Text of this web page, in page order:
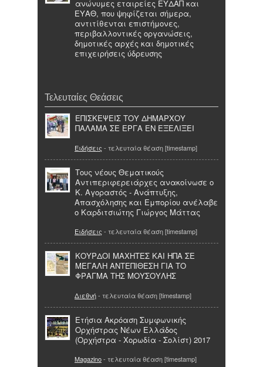
ανώνυμες εταιρείες ΕΥΔΑΠ και
ΕΥΑΘ, που ψηφίζεται σήμερα,
αντιτίθενται επιστήμονες,
περιβαλλοντικές οργανώσεις,
δημοτικές αρχές και δημοτικές
επιχειρήσεις ύδρευσης
Τελευταίες Θεάσεις
ΕΠΙΣΚΕΨΕΙΣ ΤΟΥ ΔΗΜΑΡΧΟΥ
ΠΑΛΑΜΑ ΣΕ ΕΡΓΑ ΕΝ ΕΞΕΛΙΞΕΙ
Ειδήσεις - τελευταία θέαση [timestamp]
Τους νέους Θεματικούς
Αντιπεριφερειάρχες ανακοίνωσε ο
Κ. Αγοραστός - Ανάπτυξης,
Απασχόλησης και Εμπορίου ανέλαβε
ο Καρδιτσιώτης Γιώργος Μάττας
Ειδήσεις - τελευταία θέαση [timestamp]
ΚΟΥΡΔΟΙ ΜΑΧΗΤΕΣ ΚΑΙ ΗΠΑ ΣΕ
ΜΕΓΑΛΗ ΑΝΤΕΠΙΘΕΣΗ ΓΙΑ ΤΟ
ΦΡΑΓΜΑ ΤΗΣ ΜΟΥΣΟΥΛΗΣ
Διεθνή- τελευταία θέαση [timestamp]
Ετήσια Ακρόαση Συμφωνικής
Ορχήστρας Νέων Ελλάδος
(Ορχήστρα - Χορωδία - Σολίστ) 2017
Magazino- τελευταία θέαση [timestamp]